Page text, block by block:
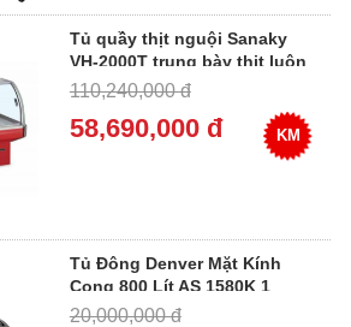
Tủ quầy thịt nguội Sanaky
VH-2000T trung bày thịt luôn
tươi
110,240,000 đ
58,690,000 đ KM
Tủ Đông Denver Mặt Kính
Cong 800 Lít AS 1580K 1
Ngăn Đông
20,000,000 đ